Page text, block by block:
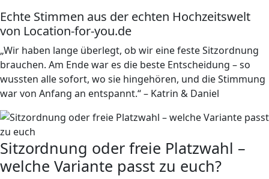
Echte Stimmen aus der echten Hochzeitswelt
von Location-for-you.de
„Wir haben lange überlegt, ob wir eine feste Sitzordnung
brauchen. Am Ende war es die beste Entscheidung – so
wussten alle sofort, wo sie hingehören, und die Stimmung
war von Anfang an entspannt.“ – Katrin & Daniel
Sitzordnung oder freie Platzwahl –
welche Variante passt zu euch?